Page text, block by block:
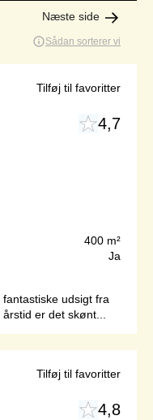
Næste side
Sådan sorterer vi
4,7
400 m²
Ja
udsigt fra
er det skønt...
Tilføj til favoritter
4,8
Tilføj til favoritter